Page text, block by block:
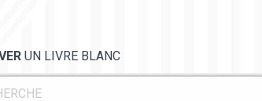
UN LIVRE BLANC